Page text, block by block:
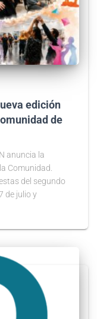
edición
de
anuncia la
Comunidad.
del segundo
de julio y